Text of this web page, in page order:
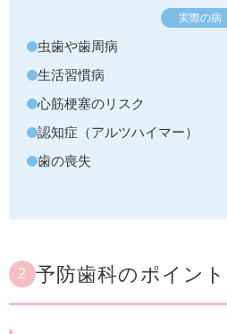
実際の病
虫歯や歯周病
生活習慣病
心筋梗塞のリスク
認知症（アルツハイマー）
歯の喪失
2 予防歯科のポイント